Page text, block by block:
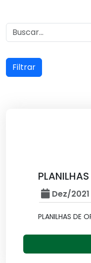
Filtrar
Dez/2021
PLANILHAS DE